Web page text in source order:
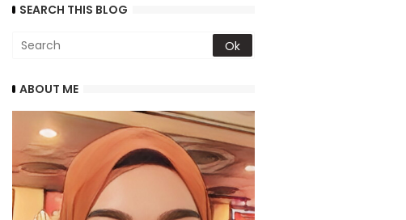
SEARCH THIS BLOG
ABOUT ME